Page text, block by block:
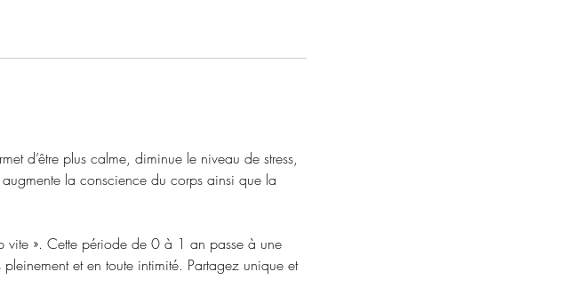
d’être plus calme, diminue le niveau de stress,
la conscience du corps ainsi que la
vite ». Cette période de 0 à 1 an passe à une
et en toute intimité. Partagez unique et